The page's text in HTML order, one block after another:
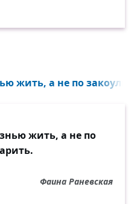
жить, а не по
жить, а не по
Фаина Раневская